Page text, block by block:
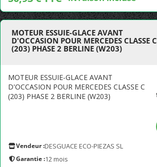
MOTEUR ESSUIE-GLACE AVANT
D'OCCASION POUR MERCEDES CLASSE C
(203) PHASE 2 BERLINE (W203)
MOTEUR ESSUIE-GLACE AVANT
D'OCCASION POUR MERCEDES CLASSE C
(203) PHASE 2 BERLINE (W203)
Vendeur :DESGUACE ECO-PIEZAS SL
Garantie :12 mois